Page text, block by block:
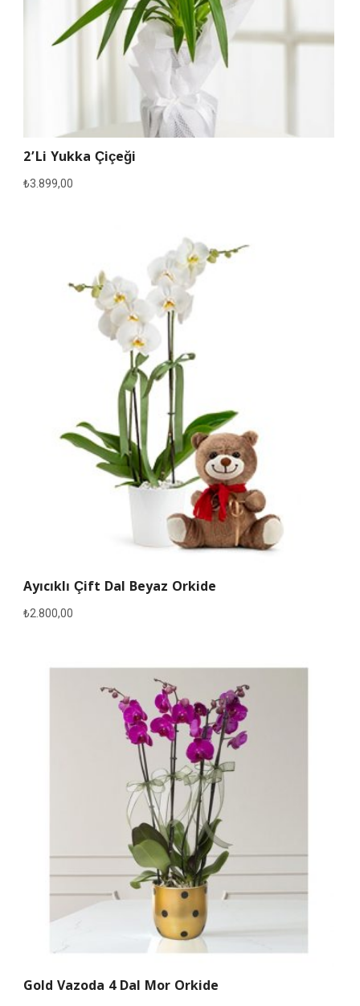
2’li Yukka Çiçeği
₺3.899,00
Ayıcıklı Çift Dal Beyaz Orkide
₺2.800,00
Gold Vazoda 4 Dal Mor Orkide